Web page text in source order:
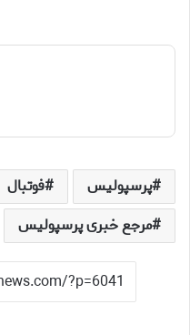
پرسپولیس فوتبال
مرجع خبری پرسپولیس